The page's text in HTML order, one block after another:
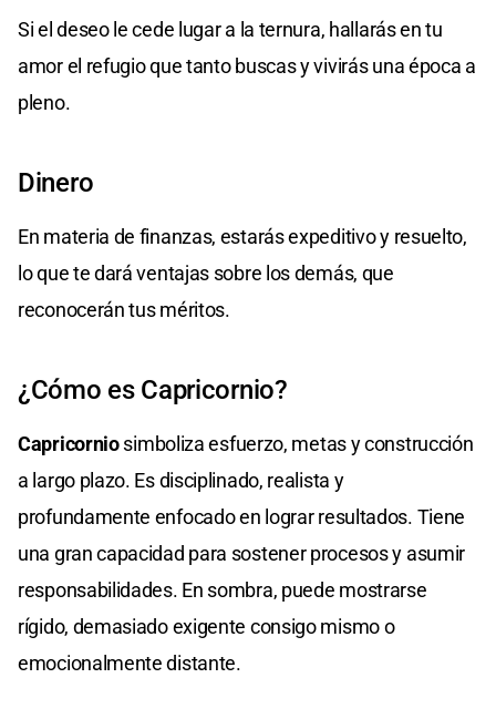
Si el deseo le cede lugar a la ternura, hallarás en tu
amor el refugio que tanto buscas y vivirás una época a
pleno.
Dinero
En materia de finanzas, estarás expeditivo y resuelto,
lo que te dará ventajas sobre los demás, que
reconocerán tus méritos.
¿Cómo es Capricornio?
Capricorniosimboliza esfuerzo, metas y construcción
a largo plazo. Es disciplinado, realista y
profundamente enfocado en lograr resultados. Tiene
una gran capacidad para sostener procesos y asumir
responsabilidades. En sombra, puede mostrarse
rígido, demasiado exigente consigo mismo o
emocionalmente distante.